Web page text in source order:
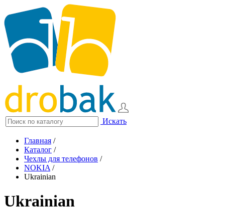
Искать
Главная /
Каталог /
Чехлы для телефонов /
NOKIA /
Ukrainian
Ukrainian